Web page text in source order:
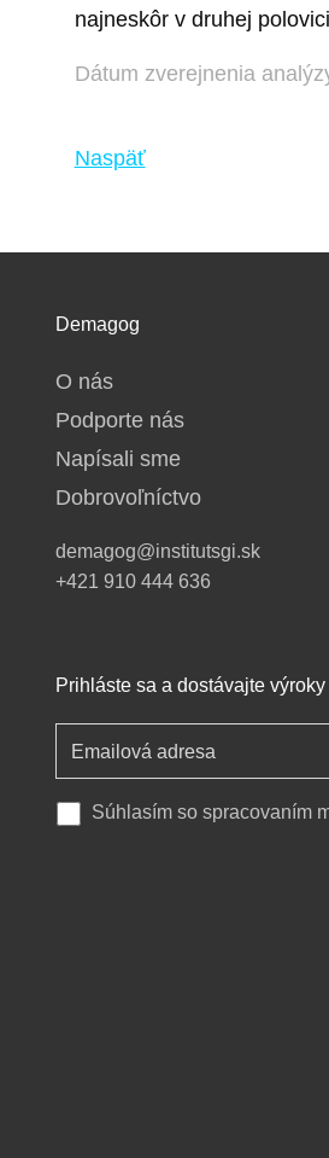
najneskôr v druhej
Dátum zverejnenia
Naspäť
Demagog
O nás
Podporte nás
Napísali sme
Dobrovoľníctvo
demagog@institutsgi.sk
+421 910 444 636
Prihláste sa a dostávajte
Súhlasím so spracovaním